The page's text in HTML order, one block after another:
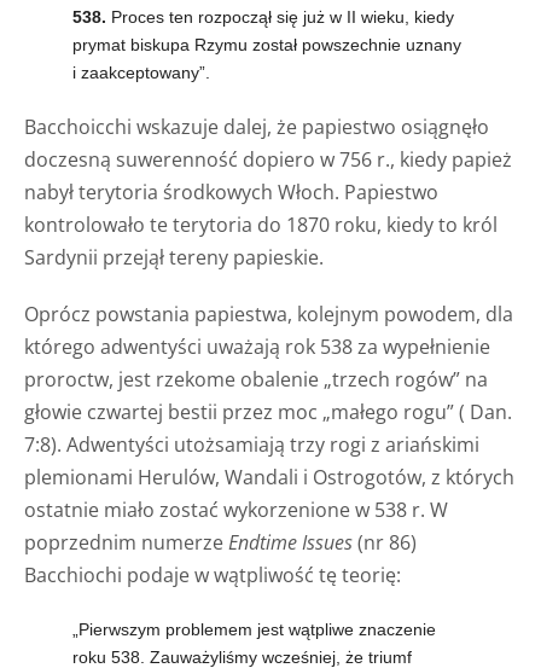
538. Proces ten rozpoczął się już w II wieku, kiedy
prymat biskupa Rzymu został powszechnie uznany
i zaakceptowany”.
Bacchoicchi wskazuje dalej, że papiestwo osiągnęło
doczesną suwerenność dopiero w 756 r., kiedy papież
nabył terytoria środkowych Włoch. Papiestwo
kontrolowało te terytoria do 1870 roku, kiedy to król
Sardynii przejął tereny papieskie.
Oprócz powstania papiestwa, kolejnym powodem, dla
którego adwentyści uważają rok 538 za wypełnienie
proroctw, jest rzekome obalenie „trzech rogów” na
głowie czwartej bestii przez moc „małego rogu” ( Dan.
7:8). Adwentyści utożsamiają trzy rogi z ariańskimi
plemionami Herulów, Wandali i Ostrogotów, z których
ostatnie miało zostać wykorzenione w 538 r. W
poprzednim numerzeEndtime Issues(nr 86)
Bacchiochi podaje w wątpliwość tę teorię:
„Pierwszym problemem jest wątpliwe znaczenie
roku 538. Zauważyliśmy wcześniej, że triumf